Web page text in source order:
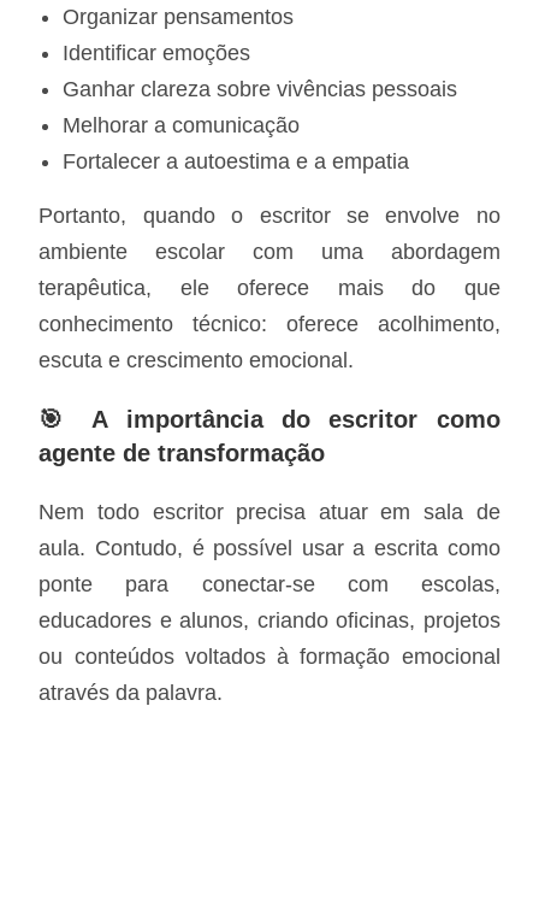
Organizar pensamentos
Identificar emoções
Ganhar clareza sobre vivências pessoais
Melhorar a comunicação
Fortalecer a autoestima e a empatia
Portanto, quando o escritor se envolve no
ambiente escolar com uma abordagem
terapêutica, ele oferece mais do que
conhecimento técnico: oferece acolhimento,
escuta e crescimento emocional.
🎯 A importância do escritor como
agente de transformação
Nem todo escritor precisa atuar em sala de
aula. Contudo, é possível usar a escrita como
ponte para conectar-se com escolas,
educadores e alunos, criando oficinas, projetos
ou conteúdos voltados à formação emocional
através da palavra.